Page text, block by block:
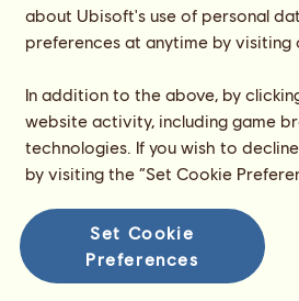
about Ubisoft's use of personal
preferences at anytime by
In addition to the above, by
website activity, including game
technologies. If you wish to
by visiting the “Set Cookie
Set Cookie
Preferences